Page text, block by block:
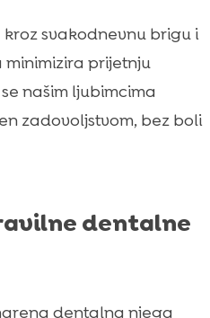
svakodnevnu brigu i
minimizira prijetnju
našim ljubimcima
zadovoljstvom, bez boli
dentalne
dentalna njega